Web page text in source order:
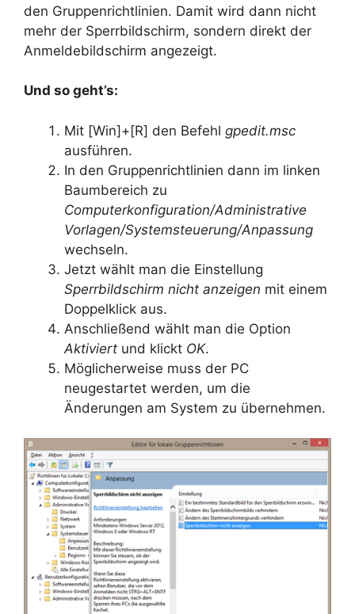
den Gruppenrichtlinien. Damit wird dann nicht
mehr der Sperrbildschirm, sondern direkt der
Anmeldebildschirm angezeigt.
Und so geht’s:
Mit [Win]+[R] den Befehl gpedit.msc
ausführen.
In den Gruppenrichtlinien dann im linken
Baumbereich zu
Computerkonfiguration/Administrative
Vorlagen/Systemsteuerung/Anpassung
wechseln.
Jetzt wählt man die Einstellung
Sperrbildschirm nicht anzeigen mit einem
Doppelklick aus.
Anschließend wählt man die Option
Aktiviert und klickt OK.
Möglicherweise muss der PC
neugestartet werden, um die
Änderungen am System zu übernehmen.